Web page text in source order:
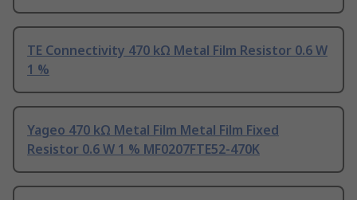
TE Connectivity 470 kΩ Metal Film Resistor 0.6 W
1 %
Yageo 470 kΩ Metal Film Metal Film Fixed
Resistor 0.6 W 1 % MF0207FTE52-470K